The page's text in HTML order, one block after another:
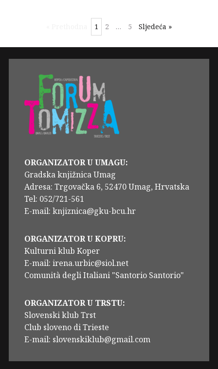
1 2 … 5 Sljedeća »
ORGANIZATOR U UMAGU:
Gradska knjižnica Umag
Adresa: Trgovačka 6, 52470 Umag, Hrvatska
Tel: 052/721-561
E-mail: knjiznica@gku-bcu.hr
ORGANIZATOR U KOPRU:
Kulturni klub Koper
E-mail: irena.urbic@siol.net
Comunità degli Italiani "Santorio Santorio"
ORGANIZATOR U TRSTU:
Slovenski klub Trst
Club sloveno di Trieste
E-mail: slovenskiklub@gmail.com